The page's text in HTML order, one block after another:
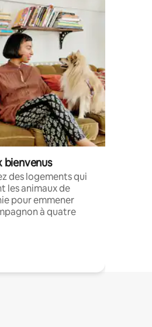
bienvenus
des logements qui
les animaux de
pour emmener
à quatre